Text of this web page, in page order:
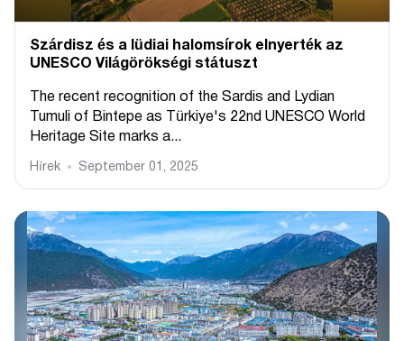
Szárdisz és a lüdiai halomsírok elnyerték az
UNESCO Világörökségi státuszt
The recent recognition of the Sardis and Lydian
Tumuli of Bintepe as Türkiye's 22nd UNESCO World
Heritage Site marks a...
Hírek September 01, 2025